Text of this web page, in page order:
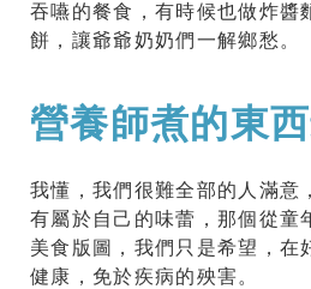
吞嚥的餐食，有時候也做炸醬
餅，讓爺爺奶奶們一解鄉愁。
營養師煮的東
我懂，我們很難全部的人滿意
有屬於自己的味蕾，那個從童
美食版圖，我們只是希望，在
健康，免於疾病的殃害。